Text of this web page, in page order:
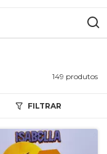
149 produtos
FILTRAR